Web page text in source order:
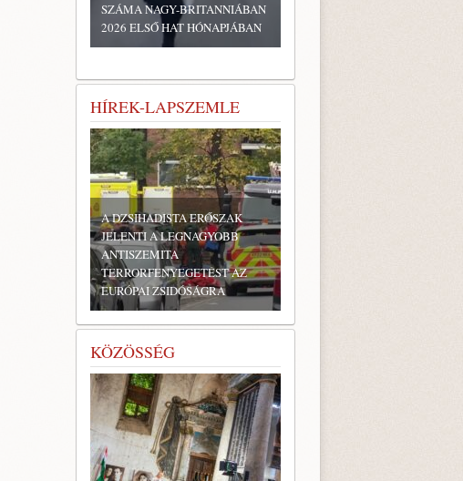
SZÁMA NAGY-BRITANNIÁBAN
2026 ELSŐ HAT HÓNAPJÁBAN
HÍREK-LAPSZEMLE
A DZSIHADISTA ERŐSZAK
JELENTI A LEGNAGYOBB
ANTISZEMITA
TERRORFENYEGETÉST AZ
EURÓPAI ZSIDÓSÁGRA
KÖZÖSSÉG